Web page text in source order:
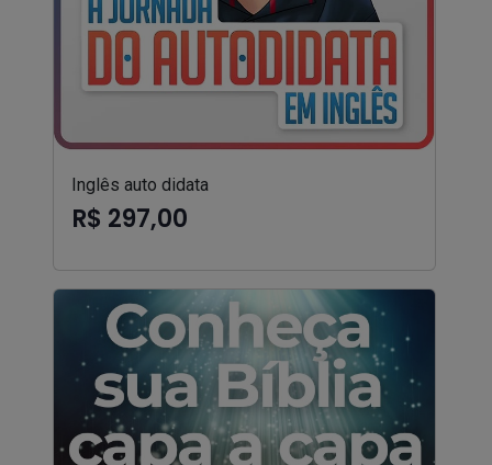
Inglês auto didata
R$ 297,00